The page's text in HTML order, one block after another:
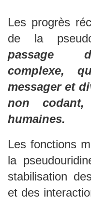
Les progrès
de la
passage
complexe,
messager et
non
humaines.
Les fonctions
la
stabilisation
et des